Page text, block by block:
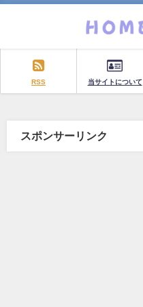
RSS 当サイトについて
スポンサーリンク